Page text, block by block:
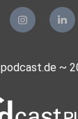
podcast.de ~